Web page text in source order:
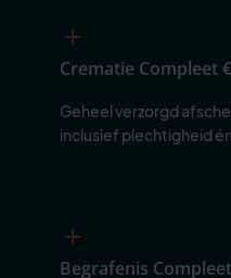
Crematie Compleet
Geheel verzorgd
inclusief plechtigheid
Begrafenis Compleet